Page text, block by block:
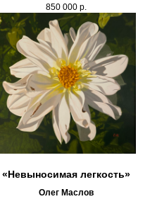
850 000 р.
«Невыносимая легкость»
Олег Маслов